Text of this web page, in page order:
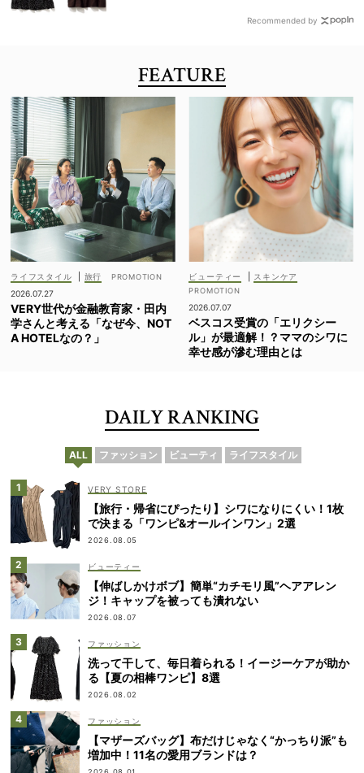
Recommended by
FEATURE
ライフスタイル
旅行
2026.07.27
VERY世代が金融教育家・田内
学さんと考える「なぜ今、NOT
A HOTELなの？」
ビューティー スキンケア
2026.07.07
ベスコス受賞の「エリクシー
ル」が最適解！？ママのシワに
幸せ感が滲む理由とは
DAILY RANKING
ALL ファッション ビューティ ライフスタイル
VERY STORE
【旅行・帰省にぴったり】シワになりにくい！1枚
で決まる「ワンピ&オールインワン」2選
2026.08.05
ビューティー
【伸ばしかけボブ】簡単“カチモリ風”ヘアアレン
ジ！キャップを被っても潰れない
2026.08.07
ファッション
洗って干して、毎日着られる！イージーケアが助か
る【夏の相棒ワンピ】8選
2026.08.02
ファッション
【マザーズバッグ】布だけじゃなく“かっちり派”も
増加中！11名の愛用ブランドは？